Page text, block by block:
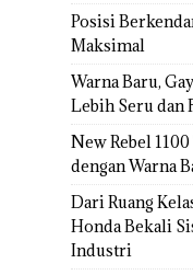
Posisi
Maksimal
Warna Baru,
Lebih Seru dan
New Rebel
dengan Warna
Dari Ruang
Honda Bekali
Industri